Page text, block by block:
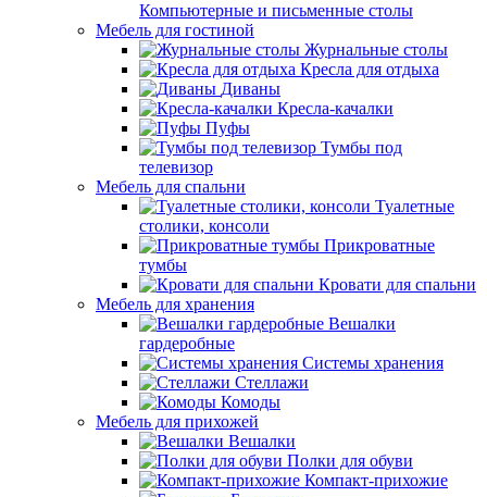
Компьютерные и письменные столы
Мебель для гостиной
Журнальные столы
Кресла для отдыха
Диваны
Кресла-качалки
Пуфы
Тумбы под
телевизор
Мебель для спальни
Туалетные
столики, консоли
Прикроватные
тумбы
Кровати для спальни
Мебель для хранения
Вешалки
гардеробные
Системы хранения
Стеллажи
Комоды
Мебель для прихожей
Вешалки
Полки для обуви
Компакт-прихожие